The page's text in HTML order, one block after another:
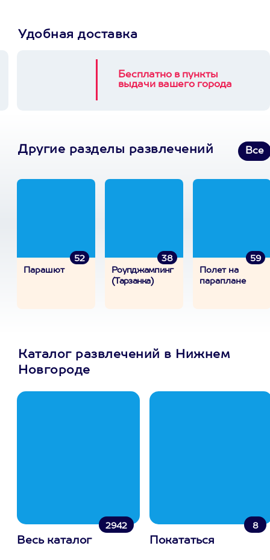
Удобная доставка
Бесплатно в пункты
выдачи вашего города
Другие разделы развлечений Все
52
Парашют
38
Роупджампинг
(Тарзанка)
59
Полет на
параплане
Каталог развлечений в Нижнем
Новгороде
2942
Весь каталог
8
Покататься